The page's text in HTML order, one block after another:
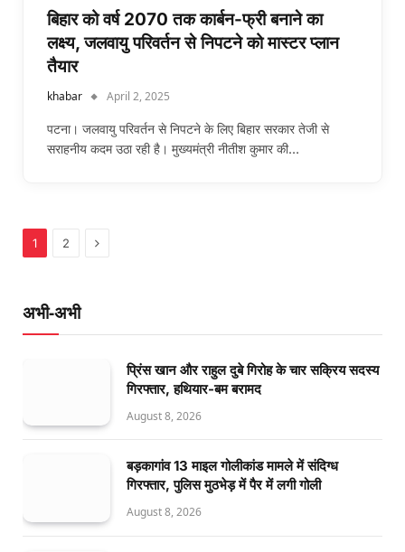
बिहार को वर्ष 2070 तक कार्बन-फ्री बनाने का
लक्ष्य, जलवायु परिवर्तन से निपटने को मास्टर प्लान
तैयार
khabar April 2, 2025
पटना। जलवायु परिवर्तन से निपटने के लिए बिहार सरकार तेजी से
सराहनीय कदम उठा रही है। मुख्यमंत्री नीतीश कुमार की…
1 2 Next
अभी-अभी
प्रिंस खान और राहुल दुबे गिरोह के चार सक्रिय सदस्य
गिरफ्तार, हथियार-बम बरामद
August 8, 2026
बड़कागांव 13 माइल गोलीकांड मामले में संदिग्ध
गिरफ्तार, पुलिस मुठभेड़ में पैर में लगी गोली
August 8, 2026